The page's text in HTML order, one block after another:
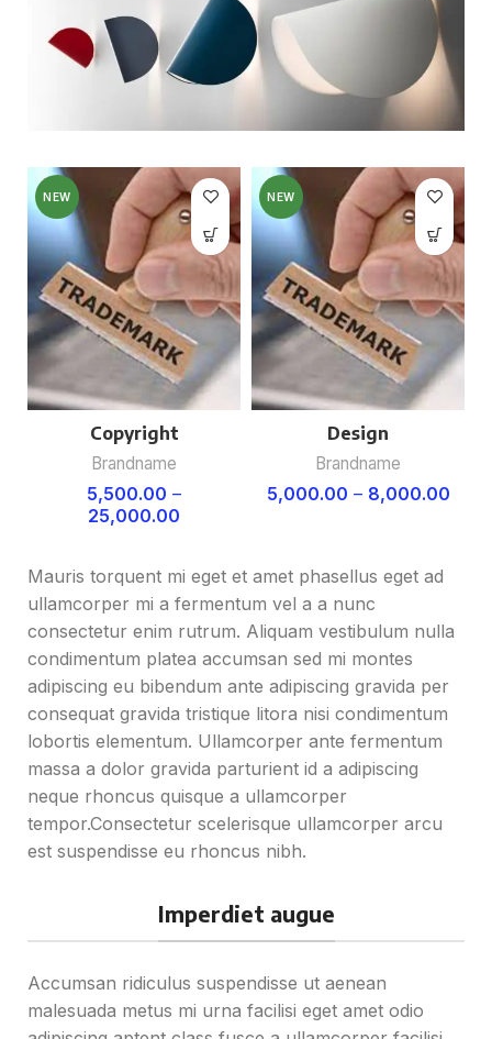
NEW
Copyright
Brandname
5,500.00 –
25,000.00
NEW
Design
Brandname
5,000.00 – 8,000.00
Mauris torquent mi eget et amet phasellus eget ad
ullamcorper mi a fermentum vel a a nunc
consectetur enim rutrum. Aliquam vestibulum nulla
condimentum platea accumsan sed mi montes
adipiscing eu bibendum ante adipiscing gravida per
consequat gravida tristique litora nisi condimentum
lobortis elementum. Ullamcorper ante fermentum
massa a dolor gravida parturient id a adipiscing
neque rhoncus quisque a ullamcorper
tempor.Consectetur scelerisque ullamcorper arcu
est suspendisse eu rhoncus nibh.
Imperdiet augue
Accumsan ridiculus suspendisse ut aenean
malesuada metus mi urna facilisi eget amet odio